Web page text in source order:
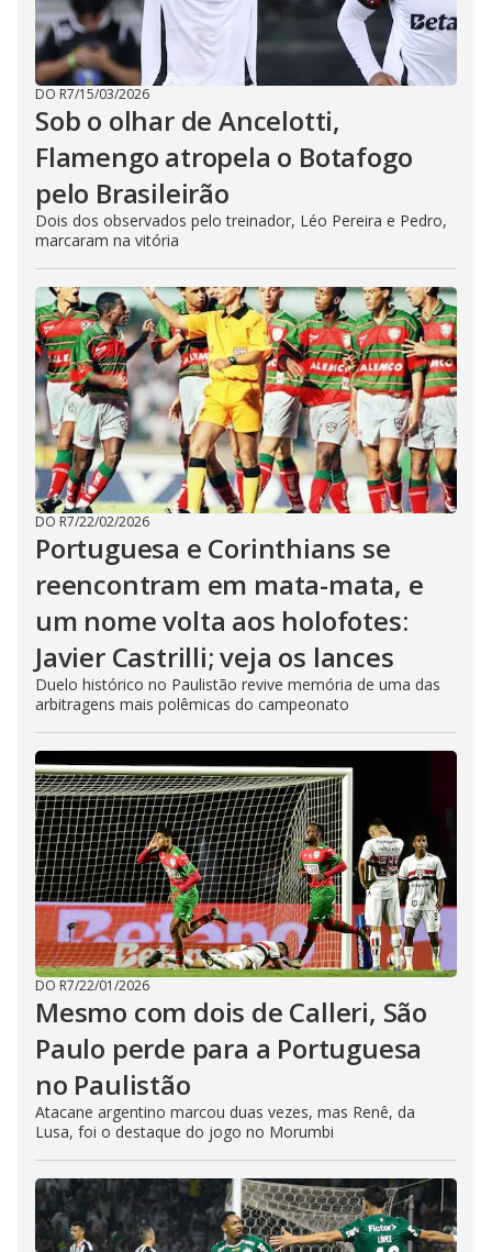
DO R7/15/03/2026
Sob o olhar de Ancelotti,
Flamengo atropela o Botafogo
pelo Brasileirão
Dois dos observados pelo treinador, Léo Pereira e Pedro,
marcaram na vitória
DO R7/22/02/2026
Portuguesa e Corinthians se
reencontram em mata-mata, e
um nome volta aos holofotes:
Javier Castrilli; veja os lances
Duelo histórico no Paulistão revive memória de uma das
arbitragens mais polêmicas do campeonato
DO R7/22/01/2026
Mesmo com dois de Calleri, São
Paulo perde para a Portuguesa
no Paulistão
Atacane argentino marcou duas vezes, mas Renê, da
Lusa, foi o destaque do jogo no Morumbi